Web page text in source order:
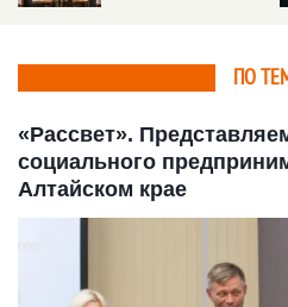
ПО
«Рассвет».
социального
Алтайском крае